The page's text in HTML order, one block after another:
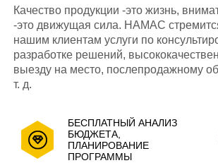
Качество продукции -это жизнь,
-это движущая сила. HAMAC
нашим клиентам услуги по
разработке решений,
выезду на место, послепродажному
т. д.
БЕСПЛАТНЫЙ АНАЛИЗ
БЮДЖЕТА,
ПЛАНИРОВАНИЕ
ПРОГРАММЫ